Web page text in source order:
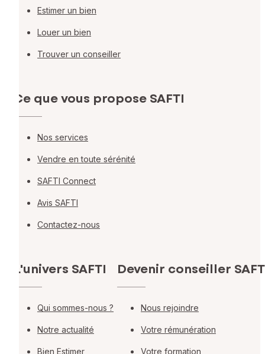
Estimer un bien
Louer un bien
Trouver un conseiller
Ce que vous propose SAFTI
Nos services
Vendre en toute sérénité
SAFTI Connect
Avis SAFTI
Contactez-nous
L'univers SAFTI
Qui sommes-nous ?
Notre actualité
Bien Estimer
Devenir conseiller
Nous rejoindre
Votre rémunération
Votre formation